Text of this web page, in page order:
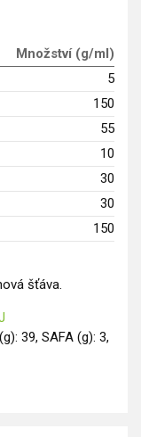
Množství (g/ml)
5
150
55
10
30
30
150
šťáva.
39, SAFA (g): 3,